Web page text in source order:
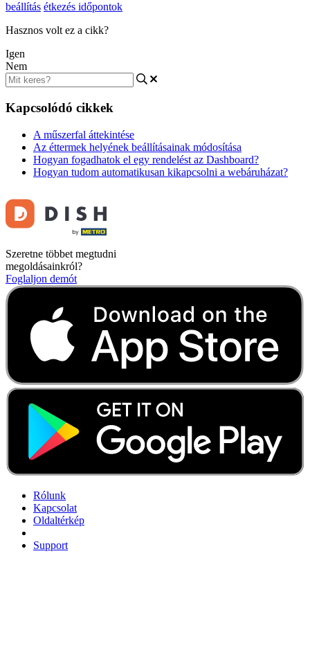
beállítás étkezés időpontok
Hasznos volt ez a cikk?
Igen
Nem
Kapcsolódó cikkek
A műszerfal áttekintése
Az éttermek helyének beállításainak módosítása
Hogyan fogadhatok el egy rendelést az Dashboard?
Hogyan tudom automatikusan kikapcsolni a webáruházat?
Szeretne többet megtudni
megoldásainkról?
Foglaljon demót
Rólunk
Kapcsolat
Oldaltérkép
Support